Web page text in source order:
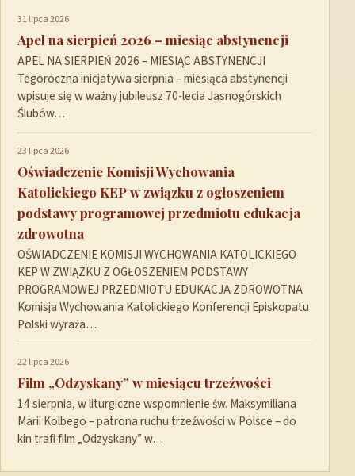
31 lipca 2026
Apel na sierpień 2026 – miesiąc abstynencji
APEL NA SIERPIEŃ 2026 – MIESIĄC ABSTYNENCJI
Tegoroczna inicjatywa sierpnia – miesiąca abstynencji
wpisuje się w ważny jubileusz 70-lecia Jasnogórskich
Ślubów…
23 lipca 2026
Oświadczenie Komisji Wychowania
Katolickiego KEP w związku z ogłoszeniem
podstawy programowej przedmiotu edukacja
zdrowotna
OŚWIADCZENIE KOMISJI WYCHOWANIA KATOLICKIEGO
KEP W ZWIĄZKU Z OGŁOSZENIEM PODSTAWY
PROGRAMOWEJ PRZEDMIOTU EDUKACJA ZDROWOTNA
Komisja Wychowania Katolickiego Konferencji Episkopatu
Polski wyraża…
22 lipca 2026
Film „Odzyskany” w miesiącu trzeźwości
14 sierpnia, w liturgiczne wspomnienie św. Maksymiliana
Marii Kolbego – patrona ruchu trzeźwości w Polsce – do
kin trafi film „Odzyskany” w…